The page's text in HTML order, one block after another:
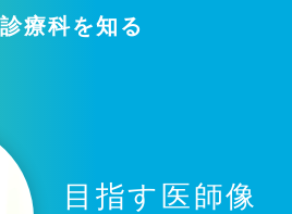
療科を知る
目指す医師像